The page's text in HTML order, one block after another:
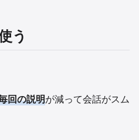
う
回の説明が減って会話がスム